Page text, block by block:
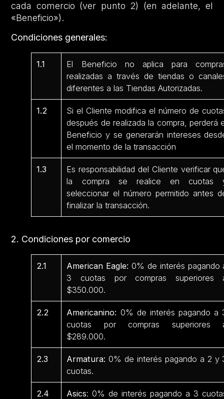
cada comercio (ver punto 2) (en adelante, el
«Beneficio»).
Condiciones generales:
1.1
El Beneficio no aplica para
realizadas a través de tiendas o
diferentes a las Tiendas Autorizadas.
1.2
Si el Cliente modifica el número de
después de realizada la compra, perderá
Beneficio y se generarán intereses
el momento de la transacción
1.3
Es responsabilidad del Cliente verificar
la compra se realice en cuotas
seleccionar el número permitido antes
finalizar la transacción.
2. Condiciones por comercio
2.1 American Eagle: 0% de interés pagando
3 cuotas por compras superiores
$350.000.
2.2 Americanino: 0% de interés pagando a
cuotas por compras superiores
$289.000.
2.3 Armatura: 0% de interés pagando a 2 y
cuotas.
2.4 Asics: 0% de interés pagando a 3